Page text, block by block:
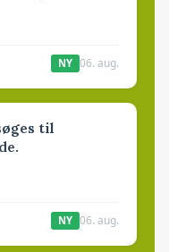
NY 06. aug.
til
NY 06. aug.